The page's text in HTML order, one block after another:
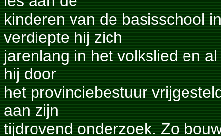
kinderen van de basisschool
verdiepte hij zich
jarenlang in het volkslied en
hij door
het provinciebestuur
aan zijn
tijdrovend onderzoek. Zo